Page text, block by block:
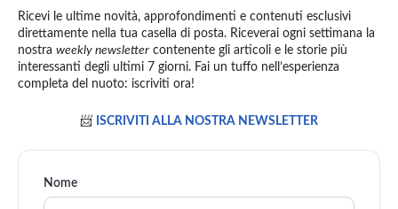
Ricevi le ultime novità, approfondimenti e contenuti esclusivi
direttamente nella tua casella di posta. Riceverai ogni settimana la
nostra weekly newsletter contenente gli articoli e le storie più
interessanti degli ultimi 7 giorni. Fai un tuffo nell’esperienza
completa del nuoto: iscriviti ora!
📨 ISCRIVITI ALLA NOSTRA NEWSLETTER
Nome